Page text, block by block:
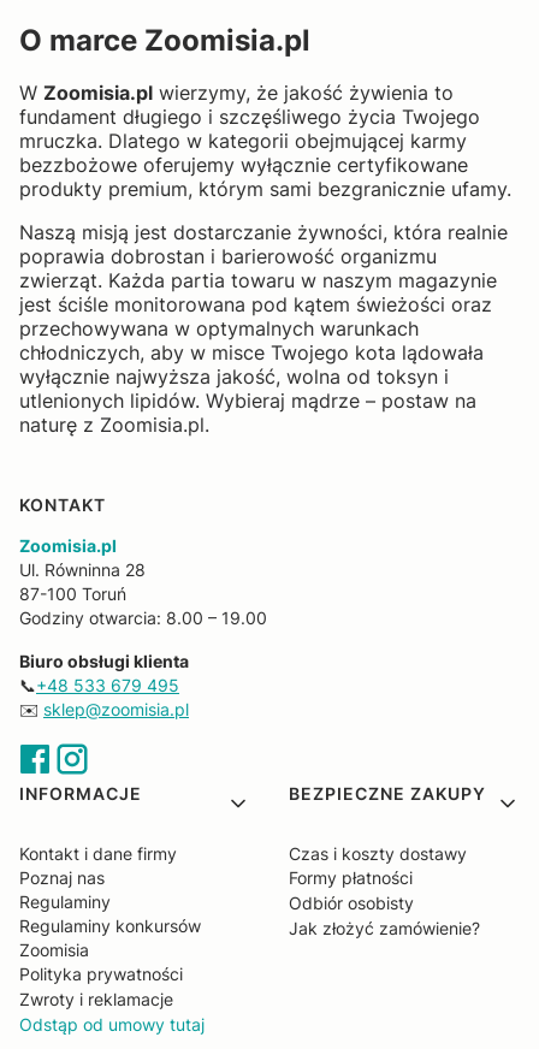
O marce Zoomisia.pl
W Zoomisia.pl wierzymy, że jakość żywienia to
fundament długiego i szczęśliwego życia Twojego
mruczka. Dlatego w kategorii obejmującej karmy
bezzbożowe oferujemy wyłącznie certyfikowane
produkty premium, którym sami bezgranicznie ufamy.
Naszą misją jest dostarczanie żywności, która realnie
poprawia dobrostan i barierowość organizmu
zwierząt. Każda partia towaru w naszym magazynie
jest ściśle monitorowana pod kątem świeżości oraz
przechowywana w optymalnych warunkach
chłodniczych, aby w misce Twojego kota lądowała
wyłącznie najwyższa jakość, wolna od toksyn i
utlenionych lipidów. Wybieraj mądrze – postaw na
naturę z Zoomisia.pl.
KONTAKT
Zoomisia.pl
Ul. Równinna 28
87-100 Toruń
Godziny otwarcia: 8.00 – 19.00
Biuro obsługi klienta
📞+48 533 679 495
✉️ sklep@zoomisia.pl
Linki w stopce
INFORMACJE
Kontakt i dane firmy
Poznaj nas
Regulaminy
Regulaminy konkursów
Zoomisia
Polityka prywatności
Zwroty i reklamacje
Odstąp od umowy tutaj
BEZPIECZNE ZAKUPY
Czas i koszty dostawy
Formy płatności
Odbiór osobisty
Jak złożyć zamówienie?